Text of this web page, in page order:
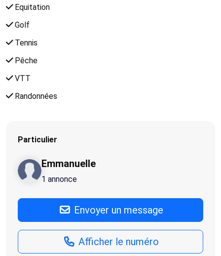
Equitation
Golf
Tennis
Pêche
VTT
Randonnées
Particulier
Emmanuelle
1 annonce
Envoyer un message
Afficher le numéro